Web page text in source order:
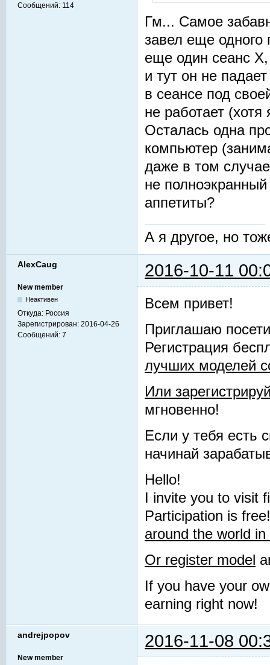
Сообщений: 114
Гм... Самое
завел еще одного
еще один сеанс Х,
и тут он не
в сеансе под
не работает
Осталась одна
компьютер
даже в том
не
аппетиты?
А я другое, но
AlexCaug 2016-10-11
New member
Неактивен
Откуда: Россия
Зарегистрирован: 2016-04-26
Сообщений: 7
Всем привет!
Приглашаю
Регистрация
лучших моделей
Или
мгновенно!
Если у тебя есть
начинай
Hello!
I invite you to visit
Participation is
around the world
Or register model
If you have your
earning right now!
andrejpopov 2016-11-08
New member